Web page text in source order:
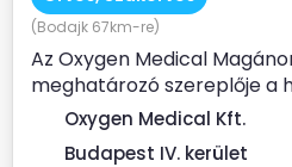
(Bodajk 67km-re)
Az Oxygen Medical
meghatározó szereplője a
szakellátásnak. Az...
Oxygen Medical Kft.
Budapest IV. kerület